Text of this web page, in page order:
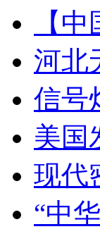
【
河北
信号
美国
现代
“中